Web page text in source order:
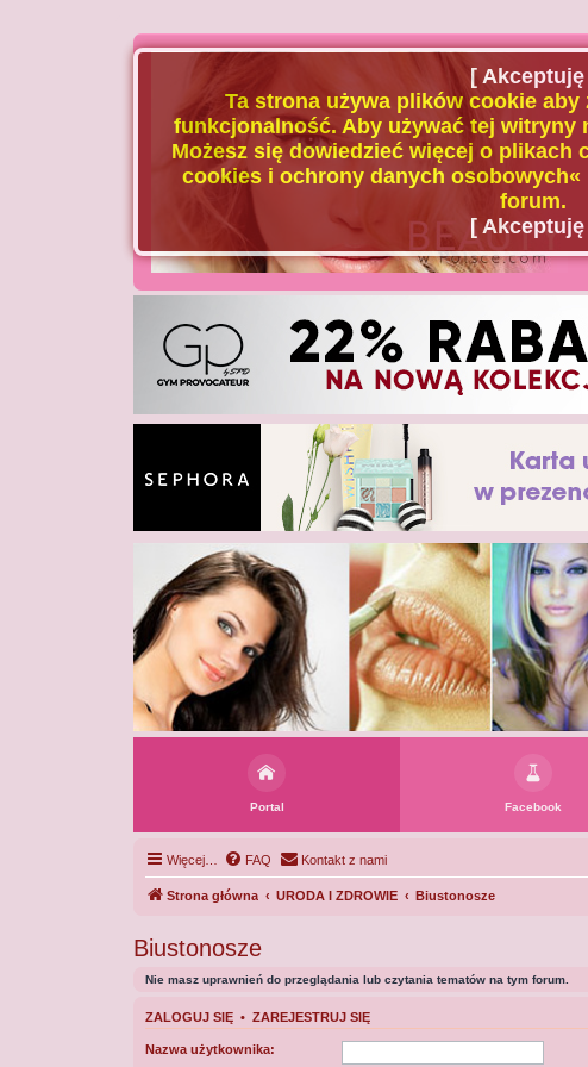
Portal Facebook
Więcej… FAQ Kontakt z nami
Strona główna URODA I ZDROWIE Biustonosze
Biustonosze
Nie masz uprawnień do przeglądania lub czytania tematów na tym forum.
ZALOGUJ SIĘ • ZAREJESTRUJ SIĘ
Nazwa użytkownika:
[ Akceptuję
Ta strona używa plików cookie
funkcjonalność. Aby używać tej witryny
Możesz się dowiedzieć więcej o plikach
cookies i ochrony danych osobowych«
forum.
[ Akceptuję